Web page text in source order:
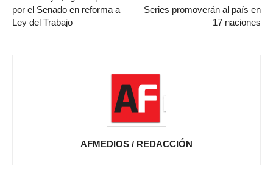
por el Senado en reforma a
Ley del Trabajo
Series promoverán al país en
17 naciones
AFMEDIOS / REDACCIÓN